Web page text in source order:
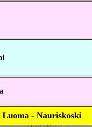
Luoma - Nauriskoski